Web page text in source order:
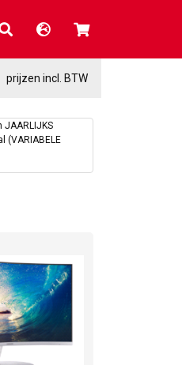
prijzen incl. BTW
JAARLIJKS
(VARIABELE